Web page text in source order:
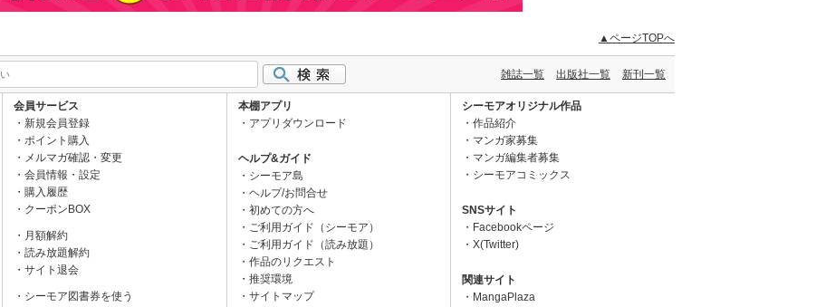
▲ページTOPへ
雑誌一覧 出版社一覧 新刊一覧
会員サービス
新規会員登録
ポイント購入
メルマガ確認・変更
会員情報・設定
購入履歴
クーポンBOX
月額解約
読み放題解約
サイト退会
シーモア図書券を使う
本棚アプリ
アプリダウンロード
ヘルプ&ガイド
シーモア島
ヘルプ/お問合せ
初めての方へ
ご利用ガイド（シーモア）
ご利用ガイド（読み放題）
作品のリクエスト
推奨環境
サイトマップ
シーモアオリジナル作品
作品紹介
マンガ家募集
マンガ編集者募集
シーモアコミックス
SNSサイト
Facebookページ
X(Twitter)
関連サイト
MangaPlaza